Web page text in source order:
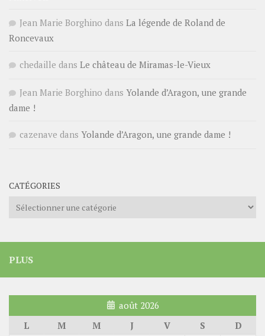
Jean Marie Borghino dans La légende de Roland de
Roncevaux
chedaille dans Le château de Miramas-le-Vieux
Jean Marie Borghino dans Yolande d’Aragon, une grande
dame !
cazenave dans Yolande d’Aragon, une grande dame !
CATÉGORIES
Catégories
PLUS
août 2026
L
M M J V S
D